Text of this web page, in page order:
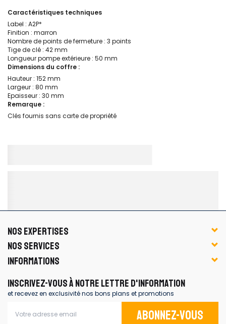
Caractéristiques techniques
Label : A2P*
Finition : marron
Nombre de points de fermeture : 3 points
Tige de clé : 42 mm
Longueur pompe extérieure : 50 mm
Dimensions du coffre :
Hauteur : 152 mm
Largeur : 80 mm
Epaisseur : 30 mm
Remarque :
Clés fournis sans carte de propriété
NOS EXPERTISES
NOS SERVICES
INFORMATIONS
INSCRIVEZ-VOUS À NOTRE LETTRE D'INFORMATION
et recevez en exclusivité nos bons plans et promotions
Abonnez-vous